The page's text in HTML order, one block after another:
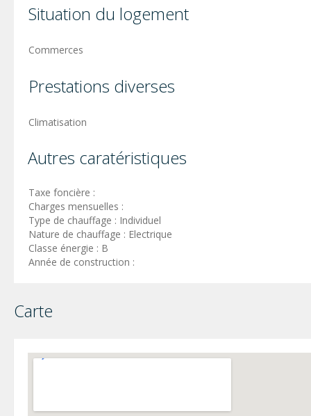
Situation du logement
Commerces
Prestations diverses
Climatisation
Autres caratéristiques
Taxe foncière :
Charges mensuelles :
Type de chauffage : Individuel
Nature de chauffage : Electrique
Classe énergie : B
Année de construction :
Carte